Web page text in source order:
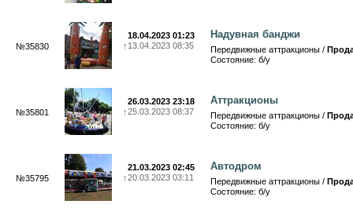
№35830
18.04.2023 01:23
↑ 13.04.2023 08:35
Надувная банджи
Передвижные аттракционы /
Состояние: б/у
№35801
26.03.2023 23:18
↑25.03.2023 08:37
Аттракционы
Передвижные аттракционы /
Состояние: б/у
№35795
21.03.2023 02:45
↑20.03.2023 03:11
Автодром
Передвижные аттракционы /
Состояние: б/у